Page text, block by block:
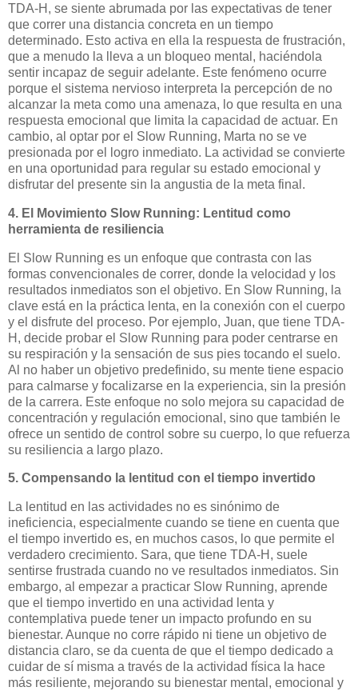
TDA-H, se siente abrumada por las expectativas de tener
que correr una distancia concreta en un tiempo
determinado. Esto activa en ella la respuesta de frustración,
que a menudo la lleva a un bloqueo mental, haciéndola
sentir incapaz de seguir adelante. Este fenómeno ocurre
porque el sistema nervioso interpreta la percepción de no
alcanzar la meta como una amenaza, lo que resulta en una
respuesta emocional que limita la capacidad de actuar. En
cambio, al optar por el Slow Running, Marta no se ve
presionada por el logro inmediato. La actividad se convierte
en una oportunidad para regular su estado emocional y
disfrutar del presente sin la angustia de la meta final.
4. El Movimiento Slow Running: Lentitud como
herramienta de resiliencia
El Slow Running es un enfoque que contrasta con las
formas convencionales de correr, donde la velocidad y los
resultados inmediatos son el objetivo. En Slow Running, la
clave está en la práctica lenta, en la conexión con el cuerpo
y el disfrute del proceso. Por ejemplo, Juan, que tiene TDA-
H, decide probar el Slow Running para poder centrarse en
su respiración y la sensación de sus pies tocando el suelo.
Al no haber un objetivo predefinido, su mente tiene espacio
para calmarse y focalizarse en la experiencia, sin la presión
de la carrera. Este enfoque no solo mejora su capacidad de
concentración y regulación emocional, sino que también le
ofrece un sentido de control sobre su cuerpo, lo que refuerza
su resiliencia a largo plazo.
5. Compensando la lentitud con el tiempo invertido
La lentitud en las actividades no es sinónimo de
ineficiencia, especialmente cuando se tiene en cuenta que
el tiempo invertido es, en muchos casos, lo que permite el
verdadero crecimiento. Sara, que tiene TDA-H, suele
sentirse frustrada cuando no ve resultados inmediatos. Sin
embargo, al empezar a practicar Slow Running, aprende
que el tiempo invertido en una actividad lenta y
contemplativa puede tener un impacto profundo en su
bienestar. Aunque no corre rápido ni tiene un objetivo de
distancia claro, se da cuenta de que el tiempo dedicado a
cuidar de sí misma a través de la actividad física la hace
más resiliente, mejorando su bienestar mental, emocional y